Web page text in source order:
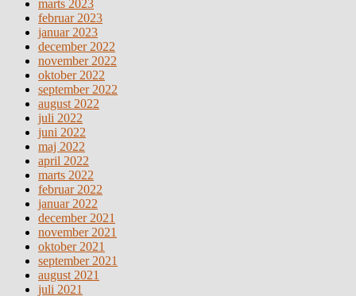
marts 2023
februar 2023
januar 2023
december 2022
november 2022
oktober 2022
september 2022
august 2022
juli 2022
juni 2022
maj 2022
april 2022
marts 2022
februar 2022
januar 2022
december 2021
november 2021
oktober 2021
september 2021
august 2021
juli 2021